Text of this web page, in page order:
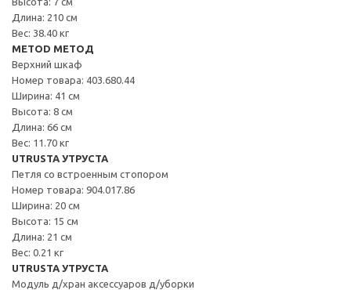
Длина: 210 см
Вес: 38.40 кг
METOD МЕТОД
Верхний шкаф
Номер товара: 403.680.44
Ширина: 41 см
Высота: 8 см
Длина: 66 см
Вес: 11.70 кг
UTRUSTA УТРУСТА
Петля со встроенным стопором
Номер товара: 904.017.86
Ширина: 20 см
Высота: 15 см
Длина: 21 см
Вес: 0.21 кг
UTRUSTA УТРУСТА
Модуль д/хран аксессуаров д/уборки